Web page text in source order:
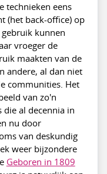
technieken eens
(het back-office) op
kunnen
vroeger de
maakten van de
andere, al dan niet
communities. Het
van zo'n
al decennia in
nu door
van deskundig
weer bijzondere
Geboren in 1809